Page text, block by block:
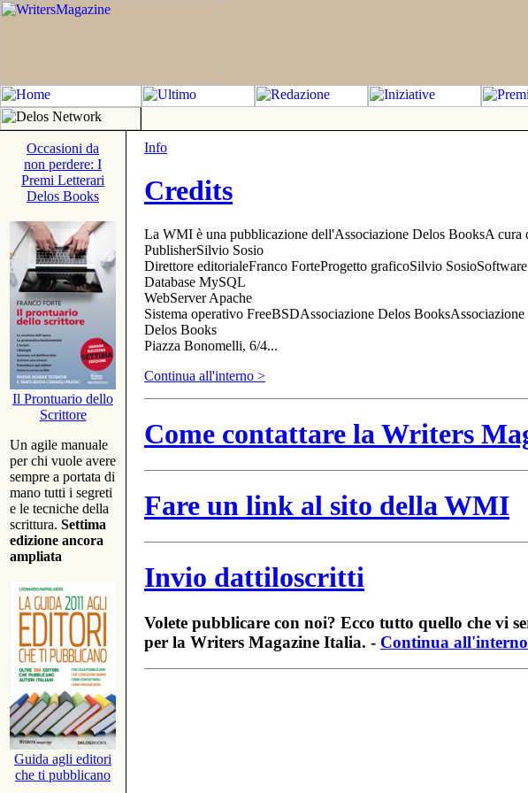
Occasioni da
non perdere: I
Premi Letterari
Delos Books
Il Prontuario dello
Scrittore
Un agile manuale
per chi vuole avere
sempre a portata di
mano tutti i segreti
e le tecniche della
scrittura. Settima
edizione ancora
ampliata
Guida agli editori
che ti pubblicano
Info
Credits
La WMI è una pubblicazione dell'Associazione Delos BooksA cura
PublisherSilvio Sosio
Direttore editorialeFranco ForteProgetto graficoSilvio
Database MySQL
WebServer Apache
Sistema operativo FreeBSDAssociazione Delos
Delos Books
Piazza Bonomelli, 6/4...
Continua all'interno >
Come contattare la Writers
Fare un link al sito della WMI
Invio dattiloscritti
Volete pubblicare con noi? Ecco tutto quello che vi
per la Writers Magazine Italia. - Continua